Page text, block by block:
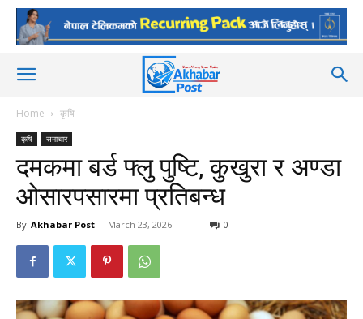
Home कृषि
कृषि समाचार
दमकमा बर्ड फ्लु पुष्टि, कुखुरा र अण्डा
ओसारपसारमा प्रतिबन्ध
By Akhabar Post - March 23, 2026 0